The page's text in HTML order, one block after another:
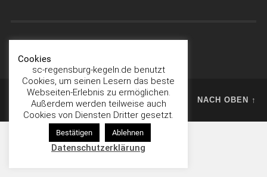
Impressum
© 2026 NACH OBEN ↑
Cookies
sc-regensburg-kegeln.de benutzt
Cookies, um seinen Lesern das beste
Webseiten-Erlebnis zu ermöglichen.
Außerdem werden teilweise auch
Cookies von Diensten Dritter gesetzt.
Bestätigen Ablehnen
Datenschutzerklärung